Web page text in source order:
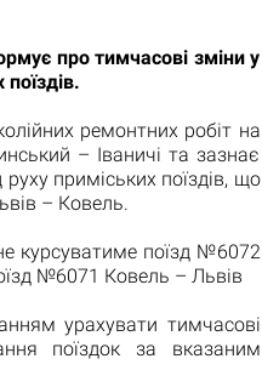
про тимчасові зміни у
ремонтних робіт на
– Іваничі та зазнає
приміських поїздів, що
– Ковель.
курсуватиме поїзд №6072
№6071 Ковель – Львів
урахувати тимчасові
поїздок за вказаним